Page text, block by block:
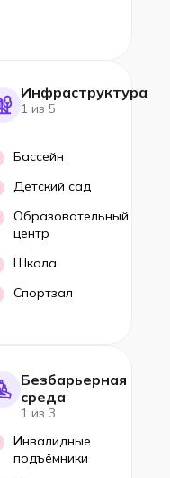
Инфраструктура
1 из 5
Бассейн
Детский сад
Образовательный
центр
Школа
Спортзал
Безбарьерная
среда
1 из 3
Инвалидные
подъёмники